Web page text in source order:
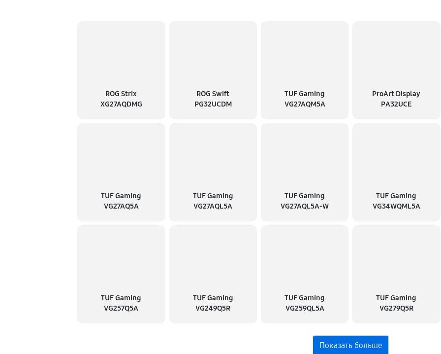
ROG Strix
XG27AQDMG
ROG Swift
PG32UCDM
TUF Gaming
VG27AQM5A
ProArt Display
PA32UCE
TUF Gaming
VG27AQ5A
TUF Gaming
VG27AQL5A
TUF Gaming
VG27AQL5A-W
TUF Gaming
VG34WQML5A
TUF Gaming
VG257Q5A
TUF Gaming
VG249Q5R
TUF Gaming
VG259QL5A
TUF Gaming
VG279Q5R